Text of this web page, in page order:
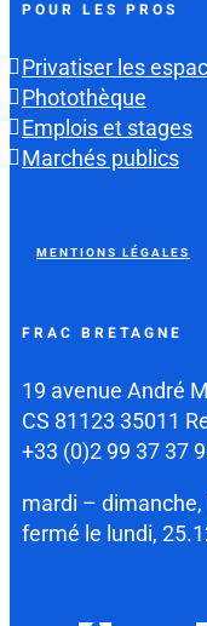
POUR LES PROS
Privatiser les
Photothèque
Emplois et stages
Marchés publics
MENTIONS LÉGALES
FRAC BRETAGNE
19 avenue André
CS 81123 35011
+33 (0)2 99 37 37
mardi – dimanche,
fermé le lundi,